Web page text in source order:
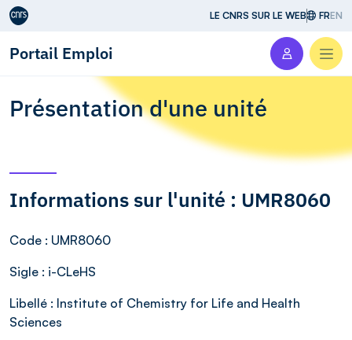
Aller au contenu LE CNRS SUR LE WEB FREN
Portail Emploi
Présentation d'une unité
Informations sur l'unité : UMR8060
Code : UMR8060
Sigle : i-CLeHS
Libellé : Institute of Chemistry for Life and Health
Sciences